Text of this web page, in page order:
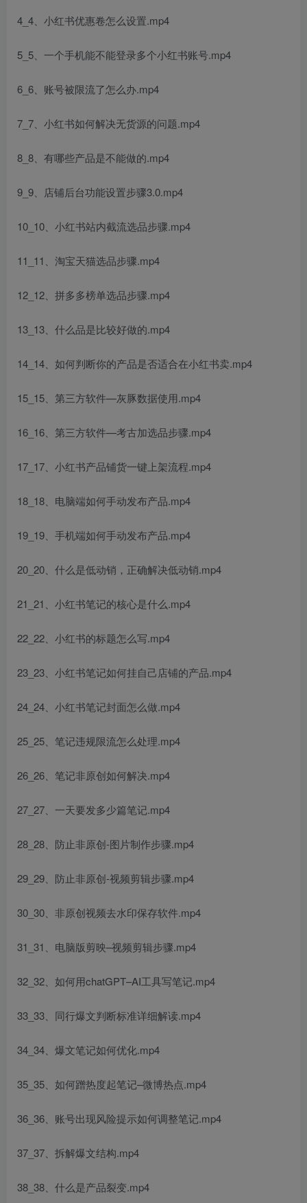
4_4、小红书优惠卷怎么设置.mp4
5_5、一个手机能不能登录多个小红书账号.mp4
6_6、账号被限流了怎么办.mp4
7_7、小红书如何解决无货源的问题.mp4
8_8、有哪些产品是不能做的.mp4
9_9、店铺后台功能设置步骤3.0.mp4
10_10、小红书站内截流选品步骤.mp4
11_11、淘宝天猫选品步骤.mp4
12_12、拼多多榜单选品步骤.mp4
13_13、什么品是比较好做的.mp4
14_14、如何判断你的产品是否适合在小红书卖.mp4
15_15、第三方软件—灰豚数据使用.mp4
16_16、第三方软件—考古加选品步骤.mp4
17_17、小红书产品铺货一键上架流程.mp4
18_18、电脑端如何手动发布产品.mp4
19_19、手机端如何手动发布产品.mp4
20_20、什么是低动销，正确解决低动销.mp4
21_21、小红书笔记的核心是什么.mp4
22_22、小红书的标题怎么写.mp4
23_23、小红书笔记如何挂自己店铺的产品.mp4
24_24、小红书笔记封面怎么做.mp4
25_25、笔记违规限流怎么处理.mp4
26_26、笔记非原创如何解决.mp4
27_27、一天要发多少篇笔记.mp4
28_28、防止非原创-图片制作步骤.mp4
29_29、防止非原创-视频剪辑步骤.mp4
30_30、非原创视频去水印保存软件.mp4
31_31、电脑版剪映–视频剪辑步骤.mp4
32_32、如何用chatGPT–AI工具写笔记.mp4
33_33、同行爆文判断标准详细解读.mp4
34_34、爆文笔记如何优化.mp4
35_35、如何蹭热度起笔记–微博热点.mp4
36_36、账号出现风险提示如何调整笔记.mp4
37_37、拆解爆文结构.mp4
38_38、什么是产品裂变.mp4